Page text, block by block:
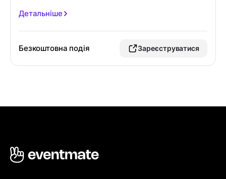
Детальніше
Безкоштовна подія Зареєструватися